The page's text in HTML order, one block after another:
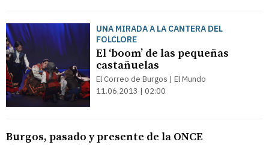
UNA MIRADA A LA CANTERA DEL
FOLCLORE
El ‘boom’ de las pequeñas
castañuelas
El Correo de Burgos | El Mundo
11.06.2013 | 02:00
Burgos, pasado y presente de la ONCE